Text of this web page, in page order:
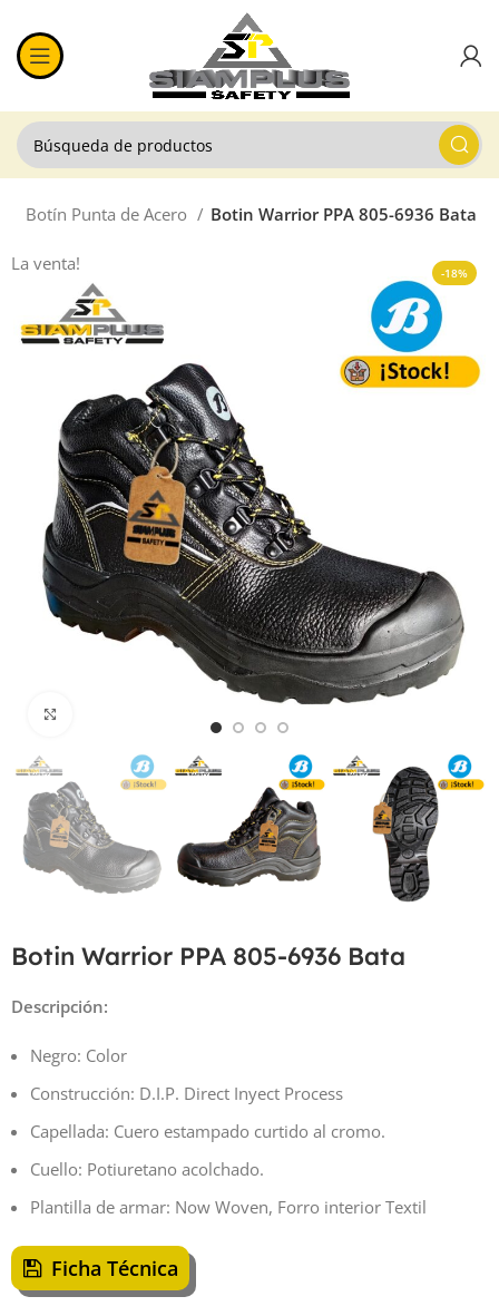
Botín Punta de Acero Botin Warrior PPA 805-6936 Bata
-18%
La venta!
Botin Warrior PPA 805-6936 Bata
Descripción:
Negro: Color
Construcción: D.I.P. Direct Inyect Process
Capellada: Cuero estampado curtido al cromo.
Cuello: Potiuretano acolchado.
Plantilla de armar: Now Woven, Forro interior Textil
Ficha Técnica